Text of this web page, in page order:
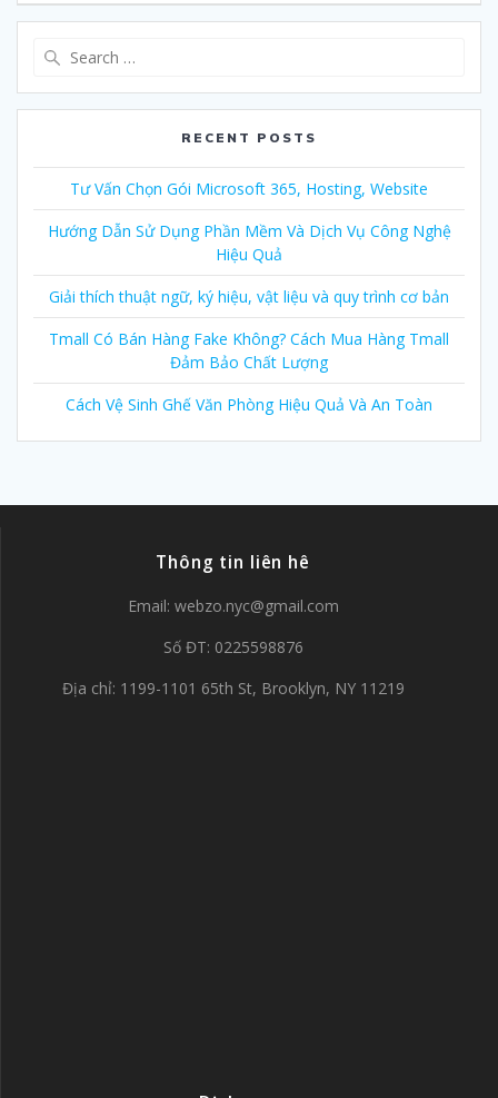
RECENT POSTS
Tư Vấn Chọn Gói Microsoft 365, Hosting, Website
Hướng Dẫn Sử Dụng Phần Mềm Và Dịch Vụ Công Nghệ
Hiệu Quả
Giải thích thuật ngữ, ký hiệu, vật liệu và quy trình cơ bản
Tmall Có Bán Hàng Fake Không? Cách Mua Hàng Tmall
Đảm Bảo Chất Lượng
Cách Vệ Sinh Ghế Văn Phòng Hiệu Quả Và An Toàn
Thông tin liên hê
Email: webzo.nyc@gmail.com
Số ĐT: 0225598876
Địa chỉ: 1199-1101 65th St, Brooklyn, NY 11219